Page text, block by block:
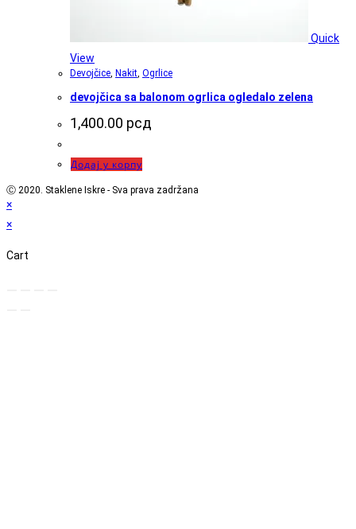
Quick
View
Devojčice, Nakit, Ogrlice
devojčica sa balonom ogrlica ogledalo zelena
1,400.00 рсд
Додај у корпу
Ⓒ 2020. Staklene Iskre - Sva prava zadržana
×
×
Cart